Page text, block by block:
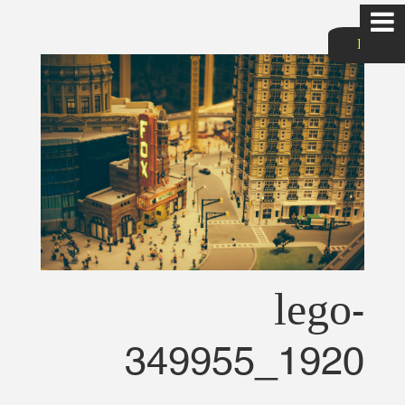
سایت شخصی
حمیدرضا رضاپور
خانه
درس امنیت شبکه
برنامه نویسی موبایل
List
lego-
349955_1920